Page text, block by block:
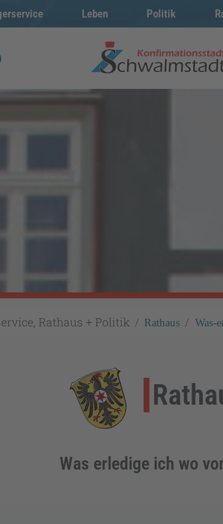
Leben Politik
Rathaus + Politik Rathaus Was-
Was erledige ich wo